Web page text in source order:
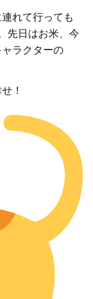
れて行っても
先日はお米、今
ラクターの
！